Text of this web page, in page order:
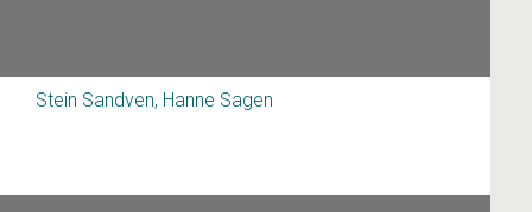
Stein Sandven, Hanne Sagen